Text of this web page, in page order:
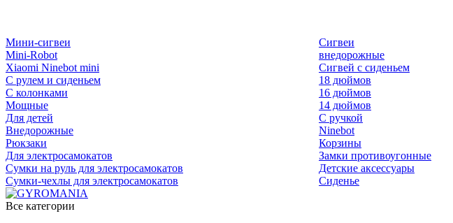
Мини-сигвеи
Mini-Robot
Xiaomi Ninebot mini
Сигвеи
внедорожные
Сигвей с сиденьем
С рулем и сиденьем
С колонками
Мощные
Для детей
Внедорожные
18 дюймов
16 дюймов
14 дюймов
С ручкой
Ninebot
Рюкзаки
Для электросамокатов
Сумки на руль для электросамокатов
Сумки-чехлы для электросамокатов
Корзины
Замки противоугонные
Детские аксессуары
Сиденье
Все категории